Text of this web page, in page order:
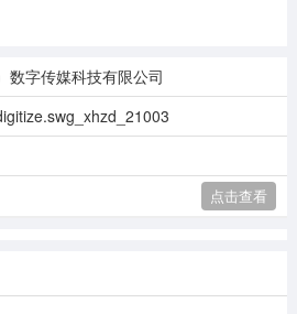
数字传媒科技有限公司
点击查看